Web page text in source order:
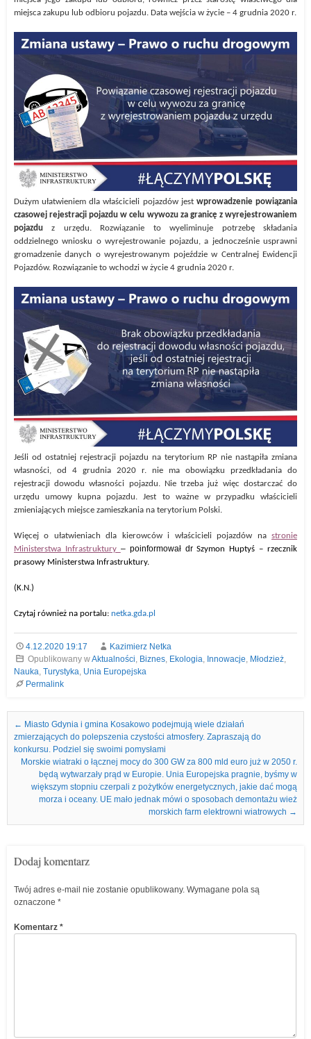
miejsca zakupu lub odbioru pojazdu. Data wejścia w życie – 4 grudnia 2020 r.
Dużym ułatwieniem dla właścicieli pojazdów jest wprowadzenie powiązania
czasowej rejestracji pojazdu w celu wywozu za granicę z wyrejestrowaniem
pojazdu z urzędu. Rozwiązanie to wyeliminuje potrzebę składania
oddzielnego wniosku o wyrejestrowanie pojazdu, a jednocześnie usprawni
gromadzenie danych o wyrejestrowanym pojeździe w Centralnej Ewidencji
Pojazdów. Rozwiązanie to wchodzi w życie 4 grudnia 2020 r.
Jeśli od ostatniej rejestracji pojazdu na terytorium RP nie nastąpiła zmiana
własności, od 4 grudnia 2020 r. nie ma obowiązku przedkładania do
rejestracji dowodu własności pojazdu. Nie trzeba już więc dostarczać do
urzędu umowy kupna pojazdu. Jest to ważne w przypadku właścicieli
zmieniających miejsce zamieszkania na terytorium Polski.
Więcej o ułatwieniach dla kierowców i właścicieli pojazdów na stronie
Ministerstwa Infrastruktury – poinformował drSzymon Huptyś – rzecznik
prasowy Ministerstwa Infrastruktury.
(K.N.)
Czytaj również na portalu: netka.gda.pl
4.12.2020 19:17
Kazimierz Netka
Opublikowany wAktualności, Biznes, Ekologia, Innowacje, Młodzież,
Nauka, Turystyka, Unia Europejska
Permalink
Nawigacja we wpisach
← Miasto Gdynia i gmina Kosakowo podejmują wiele działań
zmierzających do polepszenia czystości atmosfery. Zapraszają do
konkursu. Podziel się swoimi pomysłami
Morskie wiatraki o łącznej mocy do 300 GW za 800 mld euro już w 2050 r.
będą wytwarzały prąd w Europie. Unia Europejska pragnie, byśmy w
większym stopniu czerpali z pożytków energetycznych, jakie dać mogą
morza i oceany. UE mało jednak mówi o sposobach demontażu wież
morskich farm elektrowni wiatrowych →
Dodaj komentarz
Twój adres e-mail nie zostanie opublikowany. Wymagane pola są
oznaczone *
Komentarz *